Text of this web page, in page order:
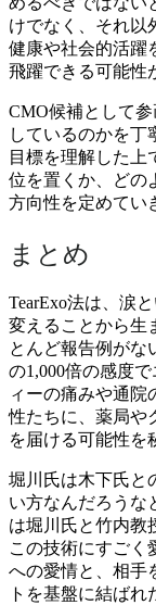
けでなく、それ以
健康や社会的活躍
飛躍できる可能性
CMO候補として
しているのかを丁
目標を理解した上
位を置くか、どの
方向性を定めてい
まとめ
TearExo法は、涙
変えることから生
とんど報告例がな
の1,000倍の感度
ィーの痛みや通院
性たちに、薬局や
を届ける可能性を
堀川氏は木下氏と
い方なんだろうな
は堀川氏と竹内教
この技術にすごく
への愛情と、相手
トを基盤に結ば